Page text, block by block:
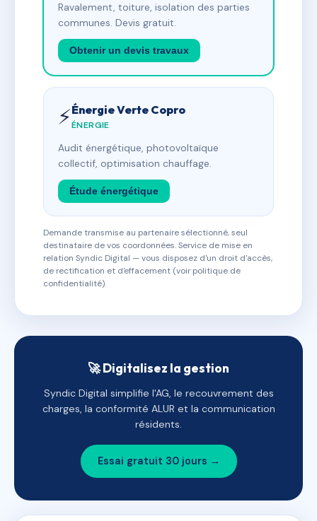
Ravalement, toiture, isolation des parties
communes. Devis gratuit.
Obtenir un devis travaux
⚡Énergie Verte Copro
ÉNERGIE
Audit énergétique, photovoltaïque
collectif, optimisation chauffage.
Étude énergétique
Demande transmise au partenaire sélectionné, seul
destinataire de vos coordonnées. Service de mise en
relation Syndic Digital — vous disposez d'un droit d'accès,
de rectification et d'effacement (voir politique de
confidentialité).
🚀 Digitalisez la gestion
Syndic Digital simplifie l'AG, le recouvrement des
charges, la conformité ALUR et la communication
résidents.
Essai gratuit 30 jours →